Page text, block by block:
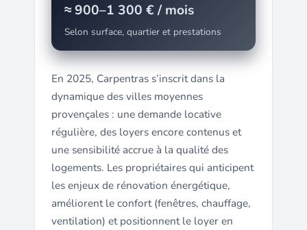
≈ 900–1 300 € / mois
Selon surface, quartier et prestations
En 2025, Carpentras s’inscrit dans la
dynamique des villes moyennes
provençales : une demande locative
régulière, des loyers encore contenus et
une sensibilité accrue à la qualité des
logements. Les propriétaires qui anticipent
les enjeux de rénovation énergétique,
améliorent le confort (fenêtres, chauffage,
ventilation) et positionnent le loyer en